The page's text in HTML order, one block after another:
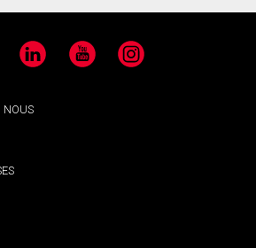
LinkedIn YouTube Instagram
NOUS